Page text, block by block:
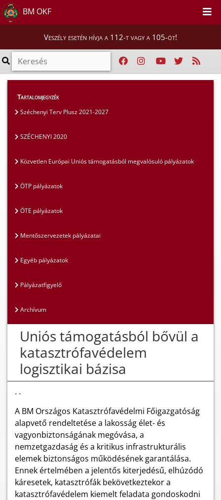
BM OKF
Veszély esetén hívja a 112-t vagy a 105-öt!
Szakmai tájékoztatók
SZÉCHENYI 2020
Tartalomjegyzék
Széchenyi Terv Plusz 2021-2027
SZÉCHENYI 2020
Közvetlen Európai Uniós támogatásból megvalósuló pályázatok
ÖTP pályázatok
ÖTE pályázatok
Mentőszervezetek pályázatai
Egyéb pályázatok
Pályázatfigyelő
Archívum
Uniós támogatásból bővül a
katasztrófavédelem
logisztikai bázisa
. .
A BM Országos Katasztrófavédelmi Főigazgatóság
alapvető rendeltetése a lakosság élet- és
vagyonbiztonságának megóvása, a
nemzetgazdaság és a kritikus infrastrukturális
elemek biztonságos működésének garantálása.
Ennek értelmében a jelentős kiterjedésű, elhúzódó
káresetek, katasztrófák bekövetkeztekor a
katasztrófavédelem kiemelt feladata gondoskodni